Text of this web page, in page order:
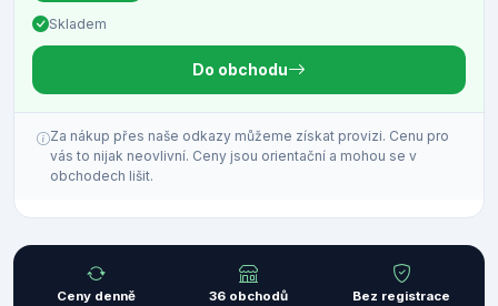
Skladem
Do obchodu
Za nákup přes naše odkazy můžeme získat provizi. Cenu pro
vás to nijak neovlivní. Ceny jsou orientační a mohou se v
obchodech lišit.
Ceny denně 36 obchodů Bez registrace